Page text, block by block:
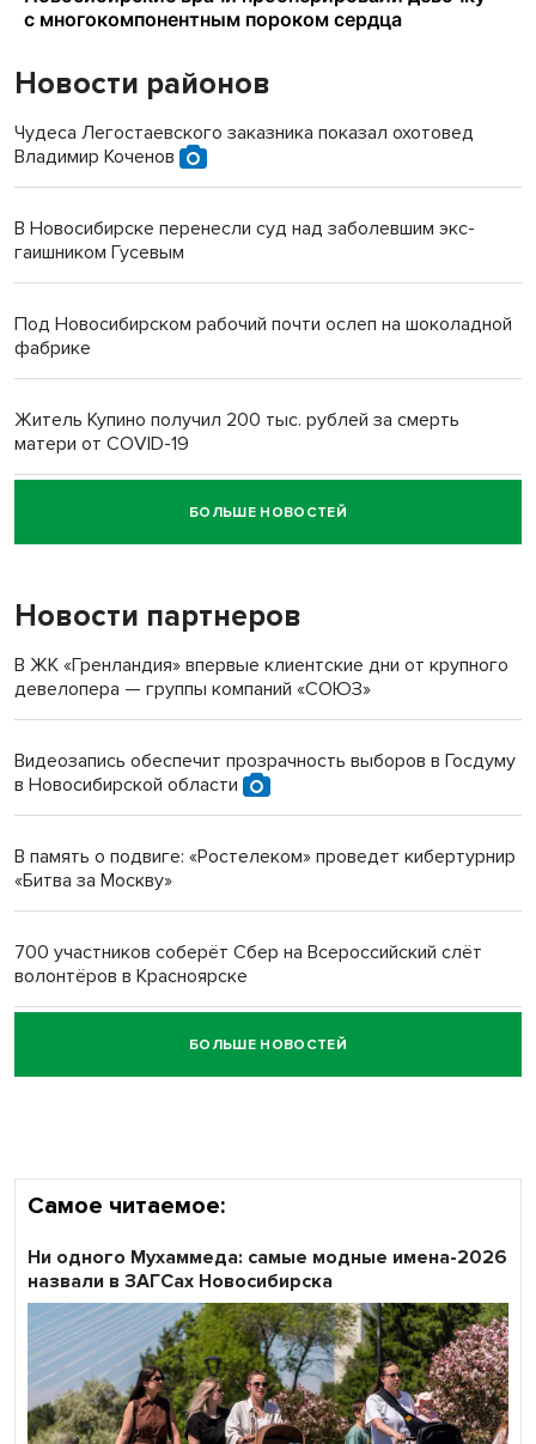
Новости районов
Чудеса Легостаевского заказника показал охотовед
Владимир Коченов
В Новосибирске перенесли суд над заболевшим экс-
гаишником Гусевым
Под Новосибирском рабочий почти ослеп на шоколадной
фабрике
Житель Купино получил 200 тыс. рублей за смерть
матери от COVID-19
Новосибирский суд наказал водителя за смерть
пенсионерки на вокзале
«Мы живём на пастбище!»: в новосибирском селе лошади
терроризируют жителей
Новосибирский преподаватель с женой вошли в топ-16
БОЛЬШЕ НОВОСТЕЙ
Новости партнеров
В ЖК «Гренландия» впервые клиентские дни от крупного
девелопера — группы компаний «СОЮЗ»
Видеозапись обеспечит прозрачность выборов в Госдуму
в Новосибирской области
В память о подвиге: «Ростелеком» проведет кибертурнир
«Битва за Москву»
700 участников соберёт Сбер на Всероссийский слёт
волонтёров в Красноярске
Честный выбор: видеонаблюдение обеспечит
объективность результатов ЕДГ в Новосибирской
БОЛЬШЕ НОВОСТЕЙ
Самое читаемое:
Ни одного Мухаммеда: самые модные имена-2026
назвали в ЗАГСах Новосибирска